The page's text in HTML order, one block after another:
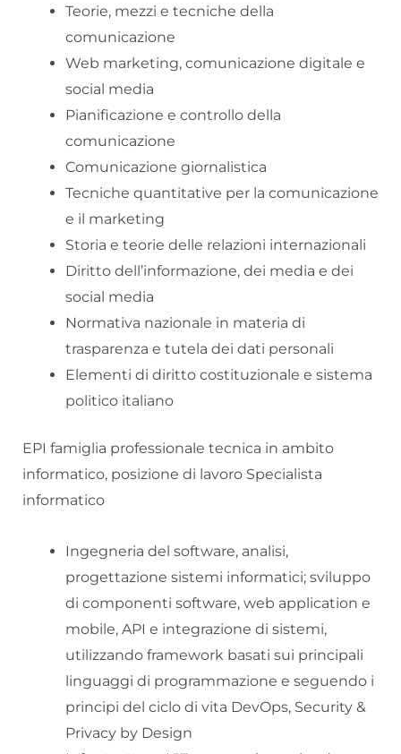
Teorie, mezzi e tecniche della
comunicazione
Web marketing, comunicazione digitale e
social media
Pianificazione e controllo della
comunicazione
Comunicazione giornalistica
Tecniche quantitative per la comunicazione
e il marketing
Storia e teorie delle relazioni internazionali
Diritto dell’informazione, dei media e dei
social media
Normativa nazionale in materia di
trasparenza e tutela dei dati personali
Elementi di diritto costituzionale e sistema
politico italiano
EPI famiglia professionale tecnica in ambito
informatico, posizione di lavoro Specialista
informatico
Ingegneria del software, analisi,
progettazione sistemi informatici; sviluppo
di componenti software, web application e
mobile, API e integrazione di sistemi,
utilizzando framework basati sui principali
linguaggi di programmazione e seguendo i
principi del ciclo di vita DevOps, Security &
Privacy by Design